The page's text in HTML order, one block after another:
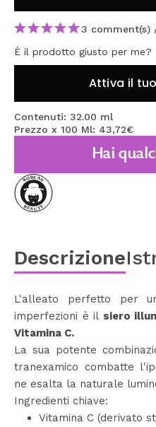
MAQUIFARMA
KOREA ZONE
TRAVEL SIZE
NATURE
SPECIALE
OUTLET
SONO TORNATI!
BLOG
3 comment(s)
È il prodotto giusto per me?
Attiva il
Contenuti: 32.00 ml
Prezzo x 100 Ml: 43,72€
Hai
Descrizione
L'alleato perfetto per
imperfezioni è il siero
Vitamina C.
La sua potente
tranexamico combatte
ne esalta la naturale
Ingredienti chiave:
Vitamina C (derivato